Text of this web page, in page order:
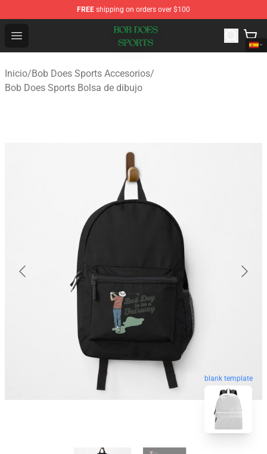
FREE shipping on orders over $100
Open menu
Bob Does Sports Store - Official Bob Does Sports
Inicio/Bob Does Sports Accesorios/
Bob Does Sports Bolsa de dibujo
blank template